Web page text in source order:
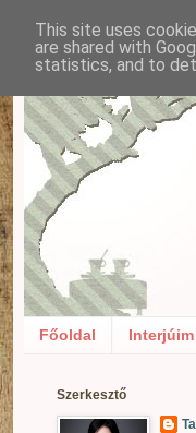
Főoldal Interjúim
Szerkesztő
This site uses
are shared with
statistics, and to